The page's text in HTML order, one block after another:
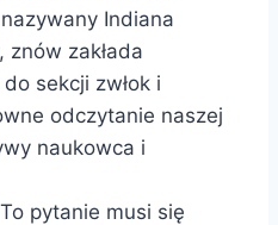
Indiana
znów zakłada
sekcji zwłok i
odczytanie naszej
naukowca i
pytanie musi się